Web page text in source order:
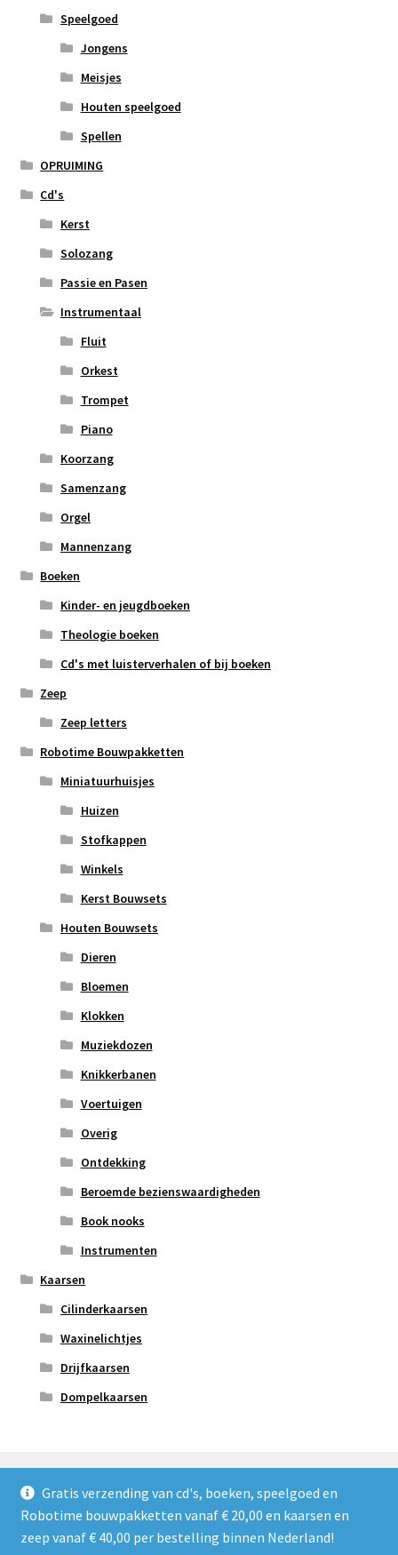
Gratis verzending van cd's, boeken, speelgoed en
Robotime bouwpakketten vanaf € 20,00 en kaarsen en
zeep vanaf € 40,00 per bestelling binnen Nederland!
Speelgoed
Jongens
Meisjes
Houten speelgoed
Spellen
OPRUIMING
Cd's
Kerst
Solozang
Passie en Pasen
Instrumentaal
Fluit
Orkest
Trompet
Piano
Koorzang
Samenzang
Orgel
Mannenzang
Boeken
Kinder- en jeugdboeken
Theologie boeken
Cd's met luisterverhalen of bij boeken
Zeep
Zeep letters
Robotime Bouwpakketten
Miniatuurhuisjes
Huizen
Stofkappen
Winkels
Kerst Bouwsets
Houten Bouwsets
Dieren
Bloemen
Klokken
Muziekdozen
Knikkerbanen
Voertuigen
Overig
Ontdekking
Beroemde bezienswaardigheden
Book nooks
Instrumenten
Kaarsen
Cilinderkaarsen
Waxinelichtjes
Drijfkaarsen
Dompelkaarsen
© Refoshop 2026
Privacybeleid
Gebouwd met WooCommerce.